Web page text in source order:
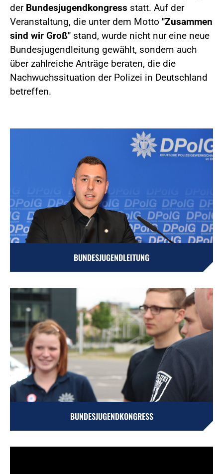
der Bundesjugendkongress statt. Auf der
Veranstaltung, die unter dem Motto "Zusammen
sind wir Groß" stand, wurde nicht nur eine neue
Bundesjugendleitung gewählt, sondern auch
über zahlreiche Anträge beraten, die die
Nachwuchssituation der Polizei in Deutschland
betreffen.
BUNDESJUGENDLEITUNG
BUNDESJUGENDKONGRESS